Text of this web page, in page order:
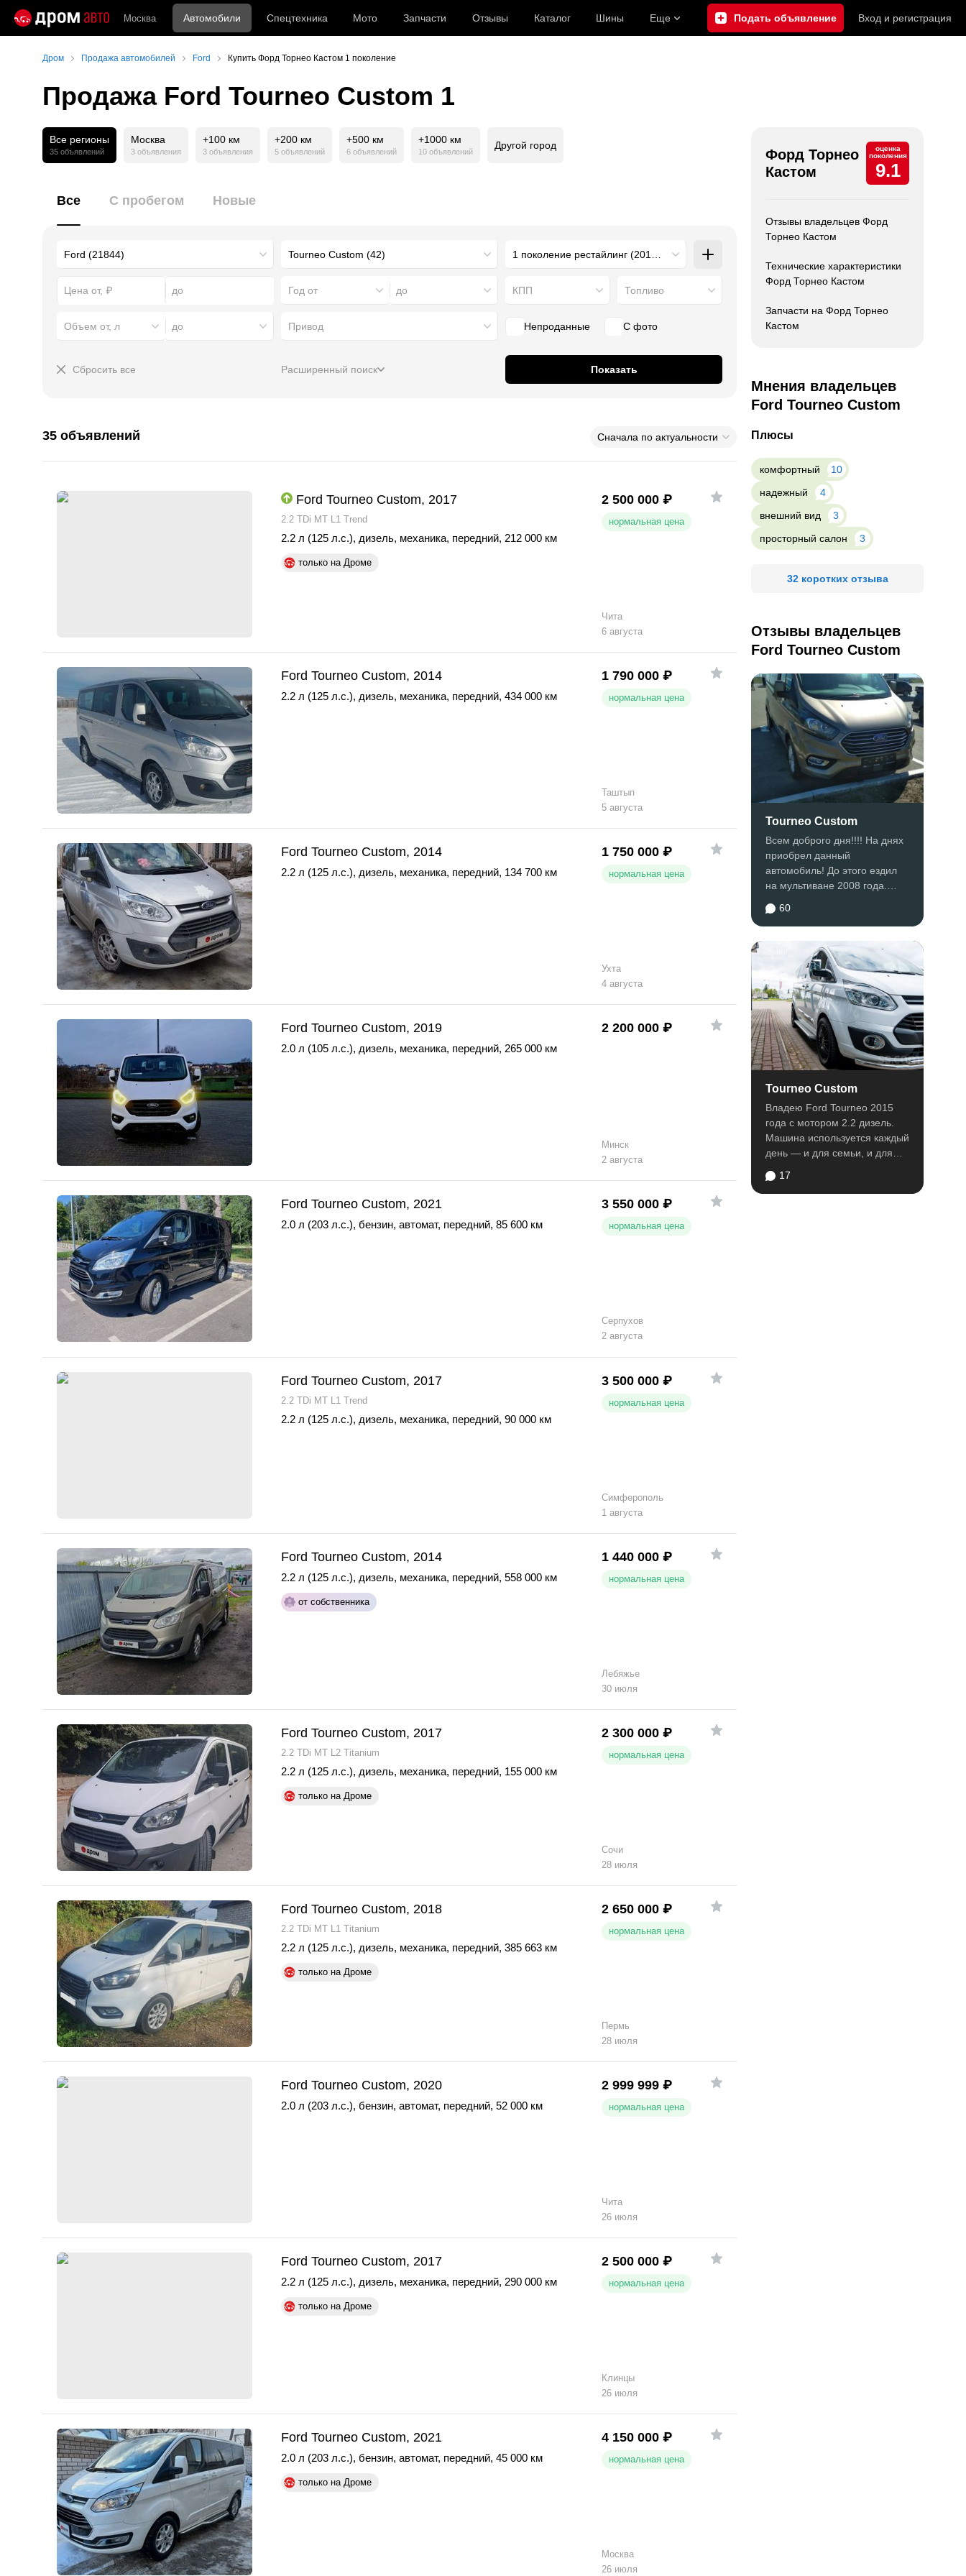
Москва Автомобили Спецтехника Мото Запчасти Отзывы Каталог Шины Еще Подать объявление Вход и регистрация
Дром Продажа автомобилей Ford Купить Форд Торнео Кастом 1 поколение
Продажа Ford Tourneo Custom 1
Все регионы
35 объявлений
Москва
3 объявления
+100 км
3 объявления
+200 км
5 объявлений
+500 км
6 объявлений
+1000 км
10 объявлений
Другой город
Все С пробегом Новые
1 поколение рестайлинг (2017 - 2021), 1 поколение (2012 - 2018)
Год от до КПП Топливо
Объем от, л до Привод Непроданные С фото
Сбросить все Расширенный поиск Показать
35 объявлений Сначала по актуальности
Ford Tourneo Custom, 2017
2.2 TDi MT L1 Trend
2.2 л (125 л.с.), дизель, механика, передний, 212 000 км
только на Дроме
2 500 000 ₽
нормальная цена
Чита
6 августа
Ford Tourneo Custom, 2014
2.2 л (125 л.с.), дизель, механика, передний, 434 000 км
1 790 000 ₽
нормальная цена
Таштып
5 августа
Ford Tourneo Custom, 2014
2.2 л (125 л.с.), дизель, механика, передний, 134 700 км
1 750 000 ₽
нормальная цена
Ухта
4 августа
Ford Tourneo Custom, 2019
2.0 л (105 л.с.), дизель, механика, передний, 265 000 км
2 200 000 ₽
Минск
2 августа
Ford Tourneo Custom, 2021
2.0 л (203 л.с.), бензин, автомат, передний, 85 600 км
3 550 000 ₽
нормальная цена
Серпухов
2 августа
Ford Tourneo Custom, 2017
2.2 TDi MT L1 Trend
2.2 л (125 л.с.), дизель, механика, передний, 90 000 км
3 500 000 ₽
нормальная цена
Симферополь
1 августа
Ford Tourneo Custom, 2014
2.2 л (125 л.с.), дизель, механика, передний, 558 000 км
от собственника
1 440 000 ₽
нормальная цена
Лебяжье
30 июля
Ford Tourneo Custom, 2017
2.2 TDi MT L2 Titanium
2.2 л (125 л.с.), дизель, механика, передний, 155 000 км
только на Дроме
2 300 000 ₽
нормальная цена
Сочи
28 июля
Ford Tourneo Custom, 2018
2.2 TDi MT L1 Titanium
2.2 л (125 л.с.), дизель, механика, передний, 385 663 км
только на Дроме
2 650 000 ₽
нормальная цена
Пермь
28 июля
Ford Tourneo Custom, 2020
2.0 л (203 л.с.), бензин, автомат, передний, 52 000 км
2 999 999 ₽
нормальная цена
Чита
26 июля
Ford Tourneo Custom, 2017
2.2 л (125 л.с.), дизель, механика, передний, 290 000 км
только на Дроме
2 500 000 ₽
нормальная цена
Клинцы
26 июля
Ford Tourneo Custom, 2021
2.0 л (203 л.с.), бензин, автомат, передний, 45 000 км
только на Дроме
4 150 000 ₽
нормальная цена
Москва
26 июля
Форд Торнео
Кастом
оценка
поколения
9.1
Отзывы владельцев Форд
Торнео Кастом
Технические характеристики
Форд Торнео Кастом
Запчасти на Форд Торнео
Кастом
Мнения владельцев
Ford Tourneo Custom
Плюсы
комфортный
10
надежный
4
внешний вид
3
просторный салон
3
32 коротких отзыва
Отзывы владельцев
Ford Tourneo Custom
Tourneo Custom
Всем доброго дня!!!! На днях
приобрел данный
автомобиль! До этого ездил
на мультиване 2008 года.
и...
60
Tourneo Custom
Владею Ford Tourneo 2015
года с мотором 2.2 дизель.
Машина используется каждый
день — и для семьи, и для
17